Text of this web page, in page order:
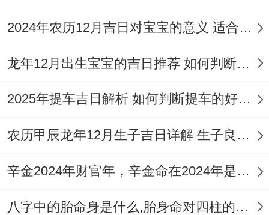
备选、并配合吉时利用。
2026年10月11日星期日
【日期】2026年10月11日星期日；
农历：二零二六年九月初二 属鼠；
岁次:丙午年戊戌月戊午日岁煞北；
2024年农历12月吉日对宝宝的意义 适合龙年宝宝出生的日子有哪些
龙年12月出生宝宝的吉日推荐 如何判断吉日是否适合宝宝
2025年提车吉日解析 如何判断提车的好日子
农历甲辰龙年12月生子吉日详解 生子良辰的影响因素
辛金2024年财官年，辛金命在2024年是财官年还是财印年
八字中的胎命身是什么,胎身命对四柱的影响